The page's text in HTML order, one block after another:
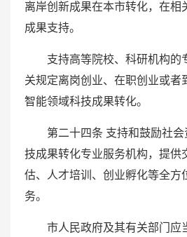
离岸创新成果在本市转化，在相
成果支持。
支持高等院校、科研机构的
关规定离岗创业、在职创业或者
智能领域科技成果转化。
第二十四条 支持和鼓励社会
技成果转化专业服务机构，提供
估、人才培训、创业孵化等全方
务。
市人民政府及其有关部门应